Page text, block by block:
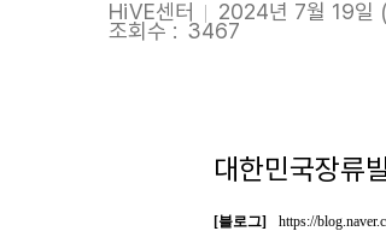
HiVE센터 2024년 7월 19일
조회수 : 3467
대한민국장류
[블로그] https://